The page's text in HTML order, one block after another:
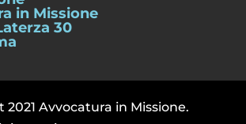
in Missione
30
Avvocatura in Missione.